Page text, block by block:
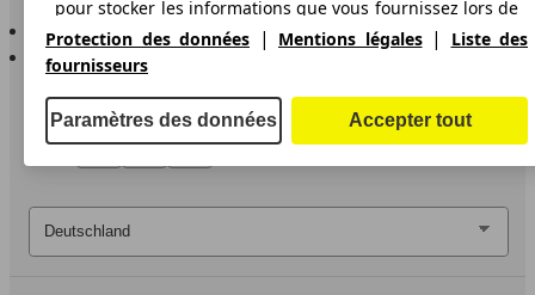
AutoScout24 pour Android
pour stocker les informations que vous fournissez lors de
vos demandes de financement pendant 30 jours et pour
les réutiliser automatiquement pendant cette période
pour répondre à de nouvelles demandes de financement.
Sans ces cookies/outils, ces fonctionnalités étendues ne
peuvent être utilisées en tout ou en partie.
Nous travaillons avec 263 fournisseurs.
Protection des données | Mentions légales|
Liste des
fournisseurs
Paramètres des données Accepter tout